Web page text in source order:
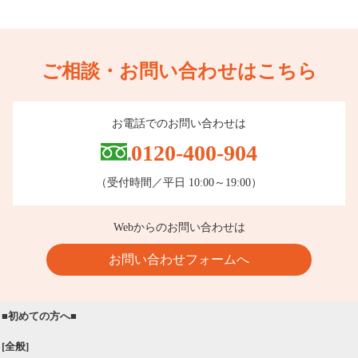
ご相談・お問い合わせはこちら
お電話でのお問い合わせは
0120-400-904
（受付時間／平日 10:00～19:00）
Webからのお問い合わせは
お問い合わせフォームへ
■初めての方へ■
[全般]